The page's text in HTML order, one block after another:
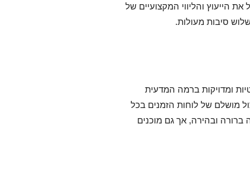
הייעוץ והליווי המקצועיים של
סיבות מעולות.
ומדויקות ברמה המדעית
מושלם של לוחות הזמנים בכל
ובהירה, אך גם מוכנים